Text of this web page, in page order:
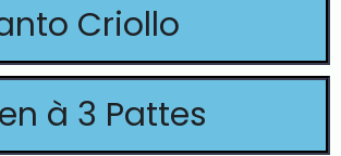
Criollo
à 3 Pattes